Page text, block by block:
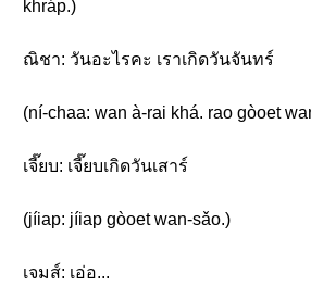
khráp.)
ณิชา: วันอะไรคะ เราเกิดวันจันทร์
(ní-chaa: wan à-rai khá. rao gòoet
เจี๊ยบ: เจี๊ยบเกิดวันเสาร์
(jíiap: jíiap gòoet wan-sǎo.)
เจมส์: เอ่อ...